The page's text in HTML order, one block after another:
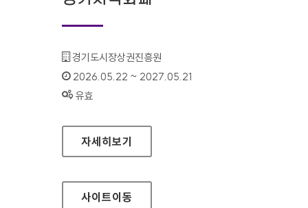
기관명 :
경기도시장상권진흥원
인증기간 :
2026.05.22 ~ 2027.05.21
상태 :
유효
경기지역화폐
자세히보기
사이트이동